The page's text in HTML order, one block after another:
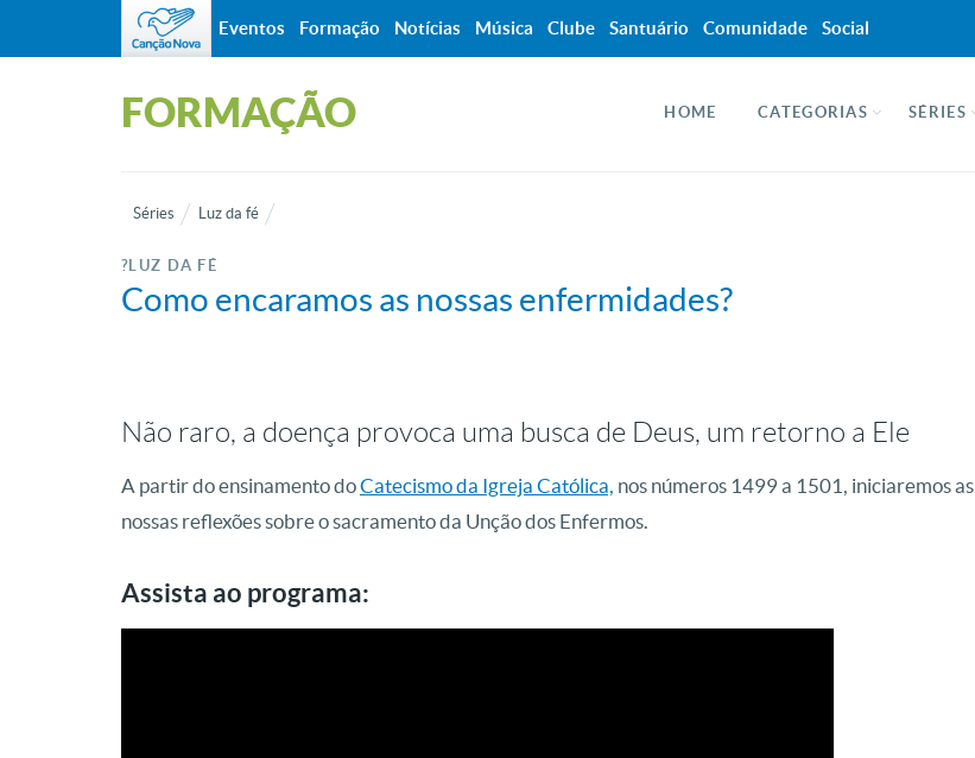
FORMAÇÃO HOME CATEGORIAS SÉRIES
Séries Luz da fé
?LUZ DA FÉ
Como encaramos as nossas enfermidades?
Não raro, a doença provoca uma busca de Deus, um retorno a Ele
A partir do ensinamento doCatecismo da Igreja Católica, nos números 1499 a 1501, iniciaremos as
nossas reflexões sobre o sacramento da Unção dos Enfermos.
Assista ao programa:
Eventos Formação Notícias Música Clube Santuário Comunidade Social